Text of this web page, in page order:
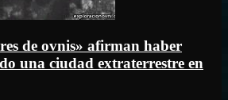
de ovnis» afirman haber
una ciudad extraterrestre en